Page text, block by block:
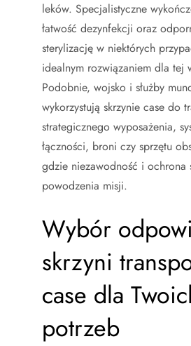
leków. Specjalistyczne
łatwość dezynfekcji oraz
sterylizację w niektórych
idealnym rozwiązaniem dla tej
Podobnie, wojsko i służby
wykorzystują skrzynie case do
strategicznego wyposażenia,
łączności, broni czy sprzętu
gdzie niezawodność i ochrona
powodzenia misji.
Wybór
skrzyni
case dla
potrzeb